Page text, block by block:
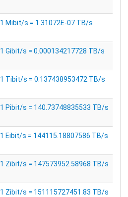
1 Mibit/s = 1.31072E-07 TB/s
1 Gibit/s = 0.000134217728 TB/s
1 Tibit/s = 0.137438953472 TB/s
1 Pibit/s = 140.73748835533 TB/s
1 Eibit/s = 144115.18807586 TB/s
1 Zibit/s = 147573952.58968 TB/s
1 Zibit/s = 151115727451.83 TB/s